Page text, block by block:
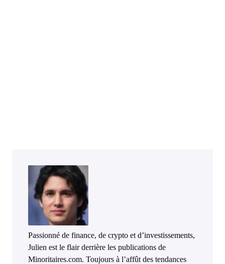
Passionné de finance, de crypto et d’investissements,
Julien est le flair derrière les publications de
Minoritaires.com. Toujours à l’affût des tendances